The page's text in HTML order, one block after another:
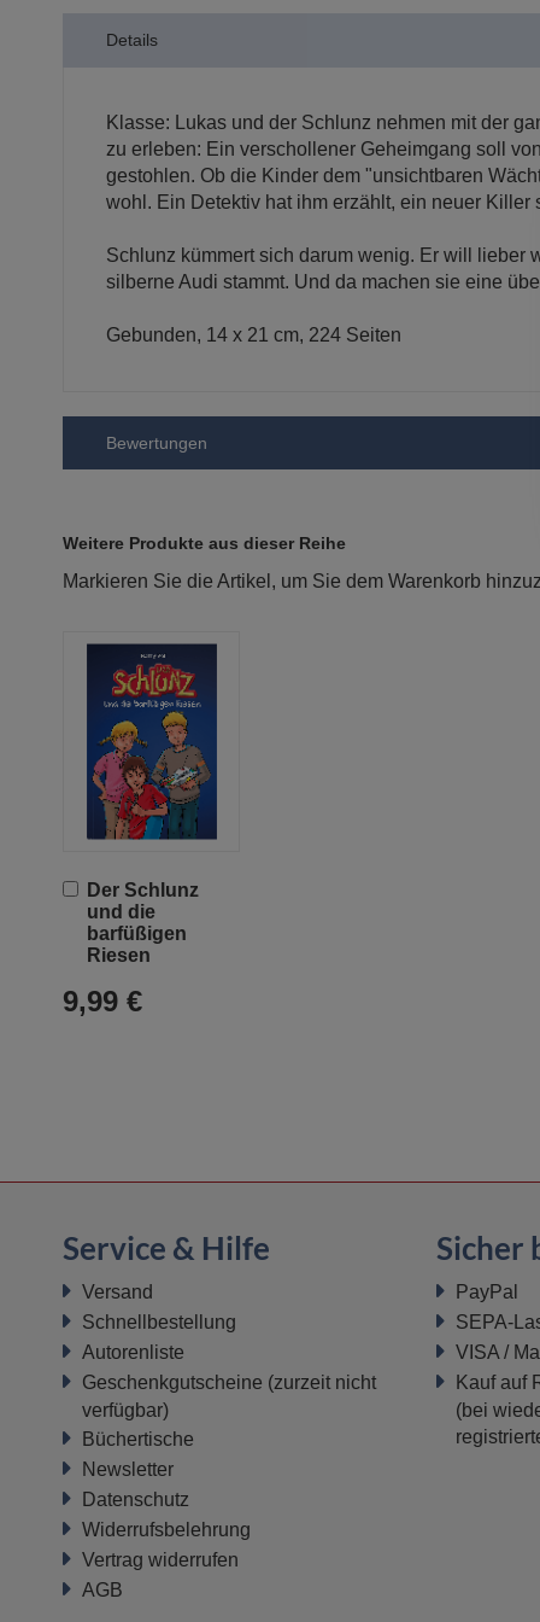
Bildergalerie
Details
Klasse: Lukas und der Schlunz nehmen mit der
zu erleben: Ein verschollener Geheimgang soll
gestohlen. Ob die Kinder dem "unsichtbaren
wohl. Ein Detektiv hat ihm erzählt, ein neuer
Schlunz kümmert sich darum wenig. Er will lieber
silberne Audi stammt. Und da machen sie eine
Gebunden, 14 x 21 cm, 224 Seiten
Bewertungen
Weitere Produkte aus dieser Reihe
Markieren Sie die Artikel, um Sie dem Warenkorb
Der Schlunz
und die
barfüßigen
Riesen
9,99 €
In
den
Warenkorb
Service & Hilfe
Versand
Schnellbestellung
Autorenliste
Geschenkgutscheine (zurzeit nicht
verfügbar)
Büchertische
Newsletter
Datenschutz
Widerrufsbelehrung
Vertrag widerrufen
AGB
Sicher
PayPal
SEPA-
VISA /
Kauf auf
(bei